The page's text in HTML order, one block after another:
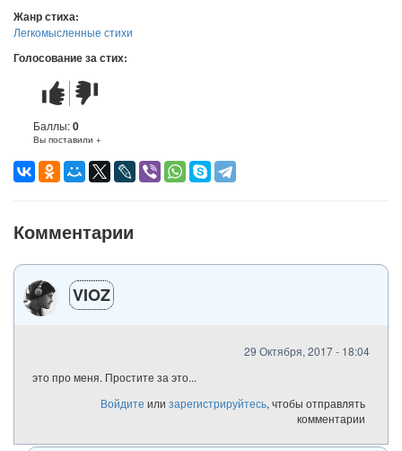
Жанр стиха:
Легкомысленные стихи
Голосование за стих:
Стих
понравился
Стих
не
понравился
Баллы:0
Вы поставили +
Комментарии
VIOZ
29 Октября, 2017 - 18:04
это про меня. Простите за это...
Войдите или зарегистрируйтесь, чтобы отправлять
комментарии